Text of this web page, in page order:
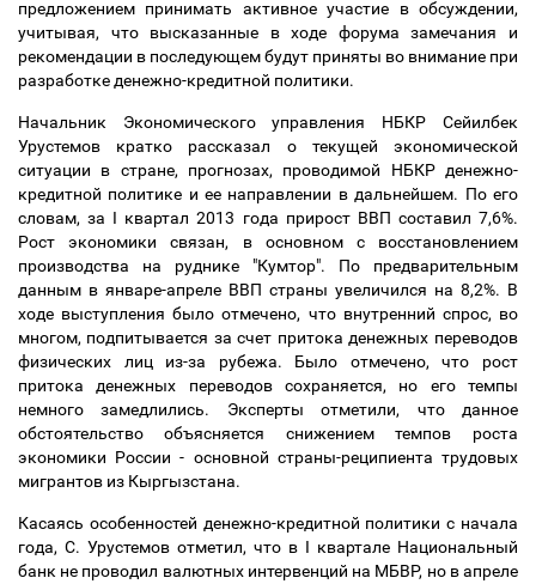
предложением принимать активное участие в обсуждении,
учитывая, что высказанные в ходе форума замечания и
рекомендации в последующем будут приняты во внимание при
разработке денежно-кредитной политики.
Начальник Экономического управления НБКР Сейилбек
Урустемов кратко рассказал о текущей экономической
ситуации в стране, прогнозах, проводимой НБКР денежно-
кредитной политике и ее направлении в дальнейшем. По его
словам, за I квартал 2013 года прирост ВВП составил 7,6%.
Рост экономики связан, в основном с восстановлением
производства на руднике "Кумтор". По предварительным
данным в январе-апреле ВВП страны увеличился на 8,2%. В
ходе выступления было отмечено, что внутренний спрос, во
многом, подпитывается за счет притока денежных переводов
физических лиц из-за рубежа. Было отмечено, что рост
притока денежных переводов сохраняется, но его темпы
немного замедлились. Эксперты отметили, что данное
обстоятельство объясняется снижением темпов роста
экономики России - основной страны-реципиента трудовых
мигрантов из Кыргызстана.
Касаясь особенностей денежно-кредитной политики с начала
года, С. Урустемов отметил, что в I квартале Национальный
банк не проводил валютных интервенций на МБВР, но в апреле